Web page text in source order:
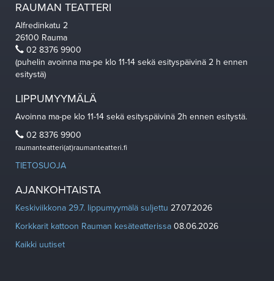
RAUMAN TEATTERI
Alfredinkatu 2
26100 Rauma
02 8376 9900
(puhelin avoinna ma-pe klo 11-14 sekä esityspäivinä 2 h ennen
esitystä)
LIPPUMYYMÄLÄ
Avoinna ma-pe klo 11-14 sekä esityspäivinä 2h ennen esitystä.
02 8376 9900
raumanteatteri(at)raumanteatteri.fi
TIETOSUOJA
AJANKOHTAISTA
Keskiviikkona 29.7. lippumyymälä suljettu 27.07.2026
Korkkarit kattoon Rauman kesäteatterissa 08.06.2026
Kaikki uutiset